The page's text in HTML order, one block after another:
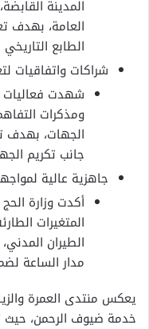
المدينة
العامة، بهدف
الطابع
شراكات واتفاقيات
شهدت فعاليات
ومذكرات
الجهات، بهدف
جانب تكريم
جاهزية عالية
أكدت وزارة
المتغيرات
الطيران
مدار الساعة
يعكس منتدى العمرة
خدمة ضيوف الرحمن، حيث